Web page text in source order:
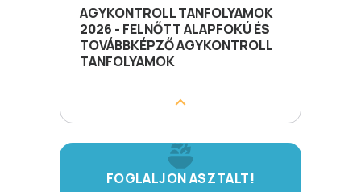
AGYKONTROLL TANFOLYAMOK
2026 - FELNŐTT ALAPFOKÚ ÉS
TOVÁBBKÉPZŐ AGYKONTROLL
TANFOLYAMOK
FOGLALJON ASZTALT!